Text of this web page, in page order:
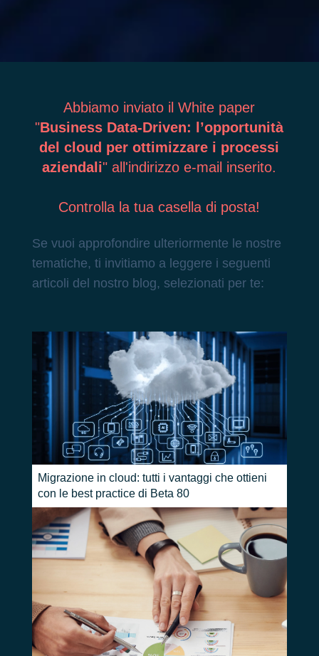
Abbiamo inviato il White paper
"Business Data-Driven: l’opportunità
del cloud per ottimizzare i processi
aziendali"all'indirizzo e-mail inserito.
Controlla la tua casella di posta!
Se vuoi approfondire ulteriormente le nostre
tematiche, ti invitiamo a leggere i seguenti
articoli del nostro blog, selezionati per te:
Migrazione in cloud: tutti i vantaggi che ottieni
con le best practice di Beta 80